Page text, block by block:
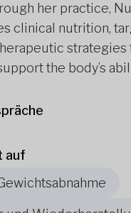
her practice,
clinical nutrition,
the body’s
auf